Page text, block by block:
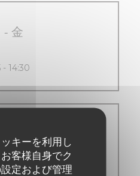
キーを利用し
客様自身でク
定および管理
- 金
- 14:30
日
います